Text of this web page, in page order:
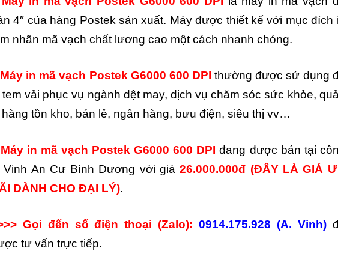
4″ của hàng Postek sản xuất. Máy được thiết kế với mục đích
nhãn mã vạch chất lương cao một cách nhanh chóng.
Máy in mã vạch Postek G6000 600 DPI thường được sử dụng
tem vải phục vụ ngành dệt may, dịch vụ chăm sóc sức khỏe,
hàng tồn kho, bán lẻ, ngân hàng, bưu điện, siêu thị vv…
Máy in mã vạch Postek G6000 600 DPI đang được bán tại
Vinh An Cư Bình Dương với giá26.000.000đ (ĐÂY LÀ GIÁ
DÀNH CHO ĐẠI LÝ).
Gọi đến số điện thoại (Zalo):0914.175.928 (A. Vinh)
tư vấn trực tiếp.